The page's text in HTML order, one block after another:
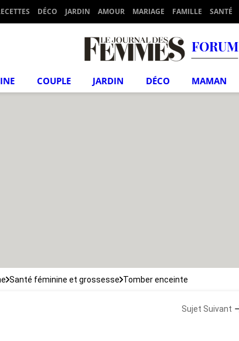
DÉCO JARDIN AMOUR MARIAGE FAMILLE SANTÉ
FORUM
COUPLE JARDIN DÉCO MAMAN
Santé féminine et grossesse Tomber enceinte
Sujet Suivant